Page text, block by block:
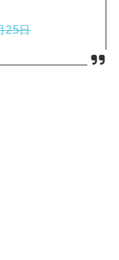
25日